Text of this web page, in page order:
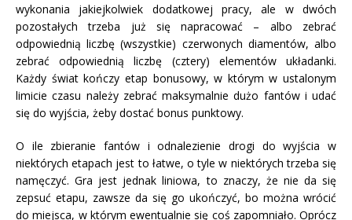
wykonania jakiejkolwiek dodatkowej pracy, ale w dwóch
pozostałych trzeba już się napracować – albo zebrać
odpowiednią liczbę (wszystkie) czerwonych diamentów, albo
zebrać odpowiednią liczbę (cztery) elementów układanki.
Każdy świat kończy etap bonusowy, w którym w ustalonym
limicie czasu należy zebrać maksymalnie dużo fantów i udać
się do wyjścia, żeby dostać bonus punktowy.
O ile zbieranie fantów i odnalezienie drogi do wyjścia w
niektórych etapach jest to łatwe, o tyle w niektórych trzeba się
namęczyć. Gra jest jednak liniowa, to znaczy, że nie da się
zepsuć etapu, zawsze da się go ukończyć, bo można wrócić
do miejsca, w którym ewentualnie się coś zapomniało. Oprócz